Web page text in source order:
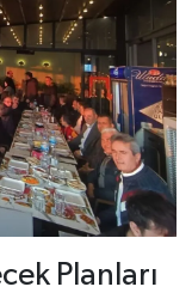
Planları